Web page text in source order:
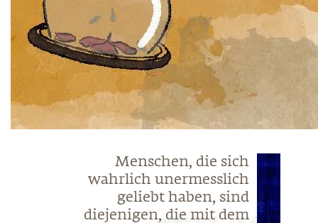
Menschen, die sich
wahrlich unermesslich
geliebt haben, sind
diejenigen, die mit dem